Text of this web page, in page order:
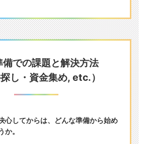
備での課題と解決方法
探し・資金集め, etc.）
心してからは、どんな準備から始め
か。